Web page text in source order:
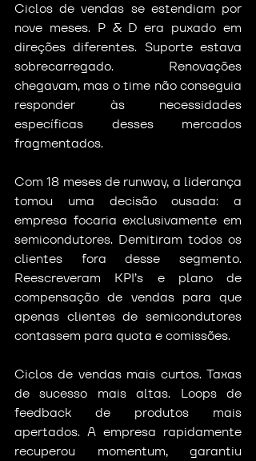
Ciclos de vendas se estendiam por
nove meses. P & D era puxado em
direções diferentes. Suporte estava
sobrecarregado. Renovações
chegavam, mas o time não conseguia
responder às necessidades
específicas desses mercados
fragmentados.
Com 18 meses de runway, a liderança
tomou uma decisão ousada: a
empresa focaria exclusivamente em
semicondutores. Demitiram todos os
clientes fora desse segmento.
Reescreveram KPI’s e plano de
compensação de vendas para que
apenas clientes de semicondutores
contassem para quota e comissões.
Ciclos de vendas mais curtos. Taxas
de sucesso mais altas. Loops de
feedback de produtos mais
apertados. A empresa rapidamente